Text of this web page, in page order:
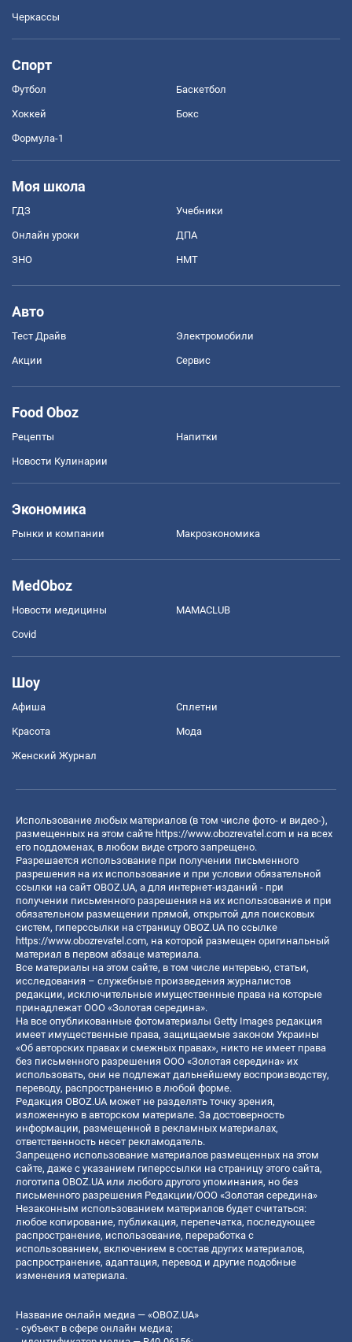
Черкассы
Спорт
Футбол Баскетбол
Хоккей Бокс
Формула-1
Моя школа
ГДЗ Учебники
Онлайн уроки ДПА
ЗНО НМТ
Авто
Тест Драйв Электромобили
Акции Сервис
Food Oboz
Рецепты Напитки
Новости Кулинарии
Экономика
Рынки и компании Mакроэкономика
MedOboz
Новости медицины MAMACLUB
Covid
Шоу
Афиша Сплетни
Красота Мода
Женский Журнал
Использование любых материалов (в том числе фото- и видео-),
размещенных на этом сайте https://www.obozrevatel.com и на всех
его поддоменах, в любом виде строго запрещено.
Разрешается использование при получении письменного
разрешения на их использование и при условии обязательной
ссылки на сайт OBOZ.UA, а для интернет-изданий - при
получении письменного разрешения на их использование и при
обязательном размещении прямой, открытой для поисковых
систем, гиперссылки на страницу OBOZ.UA по ссылке
https://www.obozrevatel.com, на которой размещен оригинальный
материал в первом абзаце материала.
Все материалы на этом сайте, в том числе интервью, статьи,
исследования – служебные произведения журналистов
редакции, исключительные имущественные права на которые
принадлежат ООО «Золотая середина».
На все опубликованные фотоматериалы Getty Images редакция
имеет имущественные права, защищаемые законом Украины
«Об авторских правах и смежных правах», никто не имеет права
без письменного разрешения ООО «Золотая середина» их
использовать, они не подлежат дальнейшему воспроизводству,
переводу, распространению в любой форме.
Редакция OBOZ.UA может не разделять точку зрения,
изложенную в авторском материале. За достоверность
информации, размещенной в рекламных материалах,
ответственность несет рекламодатель.
Запрещено использование материалов размещенных на этом
сайте, даже с указанием гиперссылки на страницу этого сайта,
логотипа OBOZ.UA или любого другого упоминания, но без
письменного разрешения Редакции/ООО «Золотая середина»
Незаконным использованием материалов будет считаться:
любое копирование, публикация, перепечатка, последующее
распространение, использование, переработка с
использованием, включением в состав других материалов,
распространение, адаптация, перевод и другие подобные
изменения материала.
Название онлайн медиа — «OBOZ.UA»
- субъект в сфере онлайн медиа;